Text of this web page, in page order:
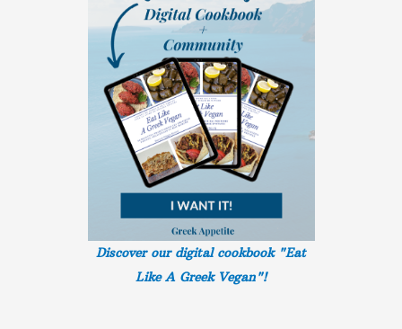
Discover our digital cookbook "Eat
Like A Greek Vegan"!